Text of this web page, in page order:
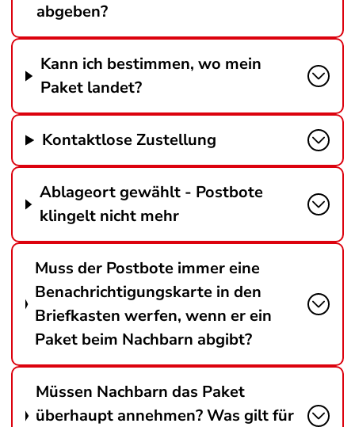
abgeben?
Kann ich bestimmen, wo mein
Paket landet?
Kontaktlose Zustellung
Ablageort gewählt - Postbote
klingelt nicht mehr
Muss der Postbote immer eine
Benachrichtigungskarte in den
Briefkasten werfen, wenn er ein
Paket beim Nachbarn abgibt?
Müssen Nachbarn das Paket
überhaupt annehmen? Was gilt für